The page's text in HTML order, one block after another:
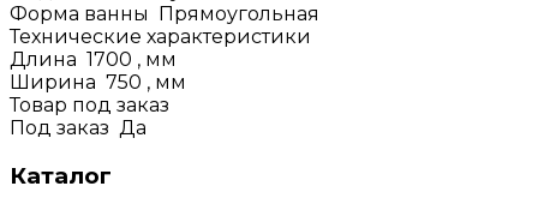
Форма ванны
Прямоугольная
Технические характеристики
Длина 1700 , мм
Ширина 750 , мм
Товар под заказ
Под заказ Да
Каталог